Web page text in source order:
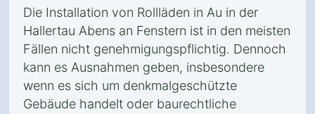
Die Installation von Rollläden in Au in der
Hallertau Abens an Fenstern ist in den meisten
Fällen nicht genehmigungspflichtig. Dennoch
kann es Ausnahmen geben, insbesondere
wenn es sich um denkmalgeschützte
Gebäude handelt oder baurechtliche